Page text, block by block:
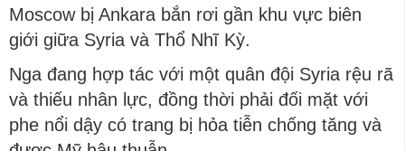
Moscow bị Ankara bắn rơi gần khu vực biên
giới giữa Syria và Thổ Nhĩ Kỳ.
Nga đang hợp tác với một quân đội Syria rệu rã
và thiếu nhân lực, đồng thời phải đối mặt với
phe nổi dậy có trang bị hỏa tiễn chống tăng và